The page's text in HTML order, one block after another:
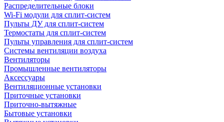
Распределительные блоки
Wi-Fi модули для сплит-систем
Пульты ДУ для сплит-систем
Термостаты для сплит-систем
Пульты управления для сплит-систем
Системы вентиляции воздуха
Вентиляторы
Промышленные вентиляторы
Аксессуары
Вентиляционные установки
Приточные установки
Приточно-вытяжные
Бытовые установки